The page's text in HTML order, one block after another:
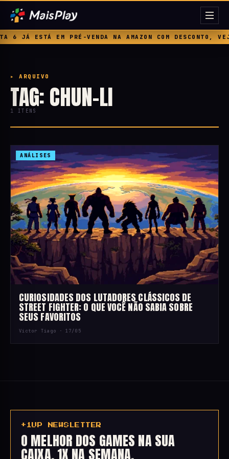
JÁ ESTÁ EM PRÉ-VENDA NA AMAZON COM DESCONTO,
▸ ARQUIVO
TAG: CHUN-LI
1 ITENS
ANÁLISES
CURIOSIDADES DOS LUTADORES CLÁSSICOS DE
STREET FIGHTER: O QUE VOCÊ NÃO SABIA SOBRE
SEUS FAVORITOS
Victor Tiago ·17/05
+1UP NEWSLETTER
O MELHOR DOS GAMES NA SUA
CAIXA, 1X NA SEMANA.